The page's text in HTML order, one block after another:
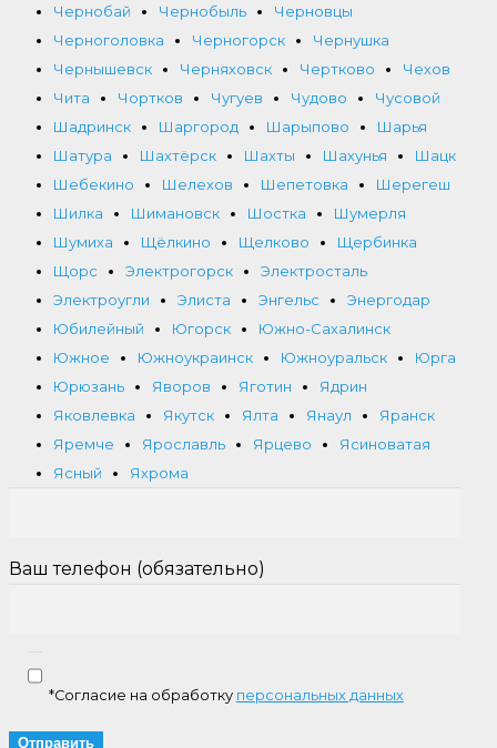
Чернобай
Чернобыль
Черновцы
Черноголовка
Черногорск
Чернушка
Чернышевск
Черняховск Чертково
Чехов
Чита
Чортков Чугуев Чудово
Чусовой
Шадринск
Шаргород Шарыпово
Шарья
Шатура
Шахтёрск Шахты Шахунья
Шацк
Шебекино
Шелехов Шепетовка
Шерегеш
Шилка
Шимановск Шостка
Шумерля
Шумиха
Щёлкино Щелково
Щербинка
Щорс
Электрогорск
Электросталь
Электроугли
Элиста Энгельс
Энергодар
Юбилейный
Югорск
Южно-Сахалинск
Южное
Южноукраинск Южноуральск
Юрга
Юрюзань
Яворов Яготин
Ядрин
Яковлевка
Якутск Ялта Янаул
Яранск
Яремче
Ярославль Ярцево
Ясиноватая
Ясный
Яхрома
Ваш телефон (обязательно)
*Согласие на обработку персональных данных